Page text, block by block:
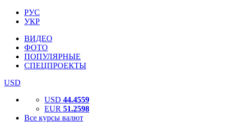
РУС
УКР
ВИДЕО
ФОТО
ПОПУЛЯРНЫЕ
СПЕЦПРОЕКТЫ
USD
USD 44.4559
EUR 51.2598
Все курсы валют